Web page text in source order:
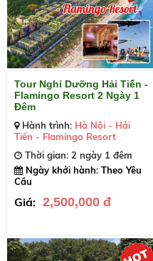
Tour Nghỉ Dưỡng Hải Tiến -
Flamingo Resort 2 Ngày 1
Đêm
Hành trình: Hà Nội - Hải
Tiến - Flamingo Resort
Thời gian: 2 ngày 1 đêm
Ngày khởi hành: Theo Yêu
Cầu
Giá: 2,500,000 đ